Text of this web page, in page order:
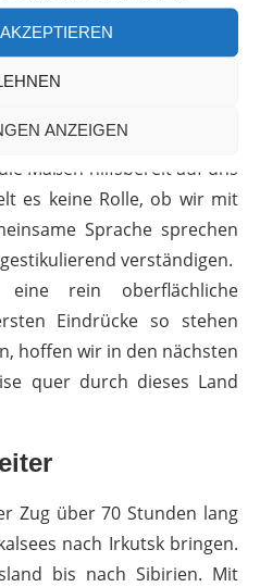
ANZEIGEN
Gorki Parks hat mich eine
ihrem Taxi mitgenommen,
Stück mit mir gegangen,
diese Menschen völlig
Maßen hilfsbereit auf uns
es keine Rolle, ob wir mit
Sprache sprechen
verständigen.
rein oberflächliche
Eindrücke so stehen
hoffen wir in den nächsten
quer durch dieses Land
Zug über 70 Stunden lang
nach Irkutsk bringen.
bis nach Sibirien. Mit